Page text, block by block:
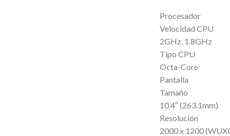
Procesador
Velocidad CPU
2GHz, 1.8GHz
Tipo CPU
Octa-Core
Pantalla
Tamaño
10.4″ (263.1mm)
Resolución
2000 x 1200